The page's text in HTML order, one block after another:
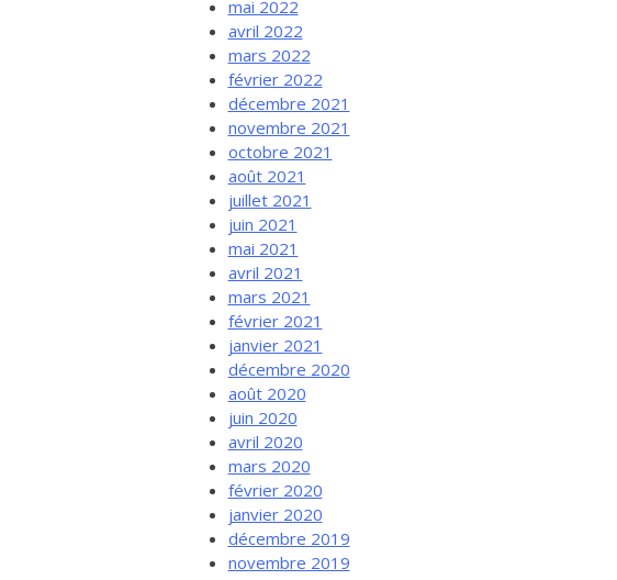
mai 2022
avril 2022
mars 2022
février 2022
décembre 2021
novembre 2021
octobre 2021
août 2021
juillet 2021
juin 2021
mai 2021
avril 2021
mars 2021
février 2021
janvier 2021
décembre 2020
août 2020
juin 2020
avril 2020
mars 2020
février 2020
janvier 2020
décembre 2019
novembre 2019